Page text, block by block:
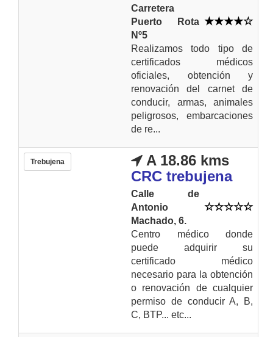
Carretera
Puerto Rota
Nº5
Realizamos todo tipo de
certificados médicos
oficiales, obtención y
renovación del carnet de
conducir, armas, animales
peligrosos, embarcaciones
de re...
Trebujena
A 18.86 kms
CRC trebujena
Calle de
Antonio
Machado, 6.
Centro médico donde
puede adquirir su
certificado médico
necesario para la obtención
o renovación de cualquier
permiso de conducir A, B,
C, BTP... etc...